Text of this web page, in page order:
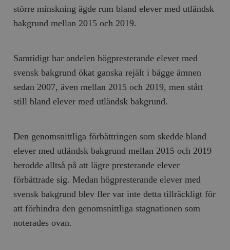
större minskning ägde rum bland elever med utländsk
bakgrund mellan 2015 och 2019.
Samtidigt har andelen högpresterande elever med
svensk bakgrund ökat ganska rejält i bägge ämnen
sedan 2007, även mellan 2015 och 2019, men stått
still bland elever med utländsk bakgrund.
Den genomsnittliga förbättringen som skedde bland
elever med utländsk bakgrund mellan 2015 och 2019
berodde alltså på att lägre presterande elever
förbättrade sig. Medan högpresterande elever med
svensk bakgrund blev fler var inte detta tillräckligt för
att förhindra den genomsnittliga stagnationen som
noterades ovan.